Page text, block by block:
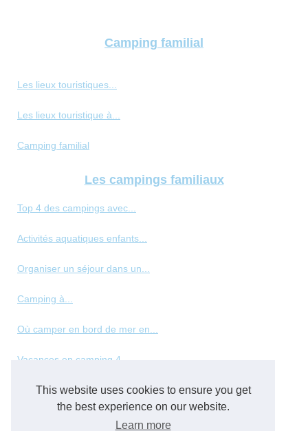
This website uses cookies to ensure you get
the best experience on our website.
Learn more
Camping familial
Les lieux touristiques...
Les lieux touristique à...
Camping familial
Les campings familiaux
Top 4 des campings avec...
Activités aquatiques enfants...
Organiser un séjour dans un...
Camping à...
Où camper en bord de mer en...
Vacances en camping 4...
Les meilleurs types de...
Panorama des hébergements de...